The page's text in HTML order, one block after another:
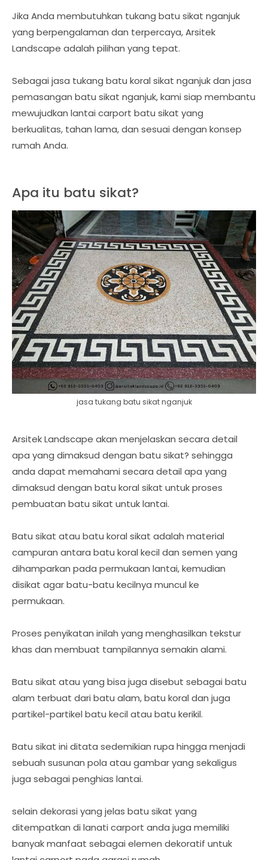
Jika Anda membutuhkan tukang batu sikat nganjuk
yang berpengalaman dan terpercaya, Arsitek
Landscape adalah pilihan yang tepat.
Sebagai jasa tukang batu koral sikat nganjuk dan jasa
pemasangan batu sikat nganjuk, kami siap membantu
mewujudkan lantai carport batu sikat yang
berkualitas, tahan lama, dan sesuai dengan konsep
rumah Anda.
Apa itu batu sikat?
jasa tukang batu sikat nganjuk
Arsitek Landscape akan menjelaskan secara detail
apa yang dimaksud dengan batu sikat? sehingga
anda dapat memahami secara detail apa yang
dimaksud dengan batu koral sikat untuk proses
pembuatan batu sikat untuk lantai.
Batu sikat atau batu koral sikat adalah material
campuran antara batu koral kecil dan semen yang
dihamparkan pada permukaan lantai, kemudian
disikat agar batu-batu kecilnya muncul ke
permukaan.
Proses penyikatan inilah yang menghasilkan tekstur
khas dan membuat tampilannya semakin alami.
Batu sikat atau yang bisa juga disebut sebagai batu
alam terbuat dari batu alam, batu koral dan juga
partikel-partikel batu kecil atau batu kerikil.
Batu sikat ini ditata sedemikian rupa hingga menjadi
sebuah susunan pola atau gambar yang sekaligus
juga sebagai penghias lantai.
selain dekorasi yang jelas batu sikat yang
ditempatkan di lanati carport anda juga memiliki
banyak manfaat sebagai elemen dekoratif untuk